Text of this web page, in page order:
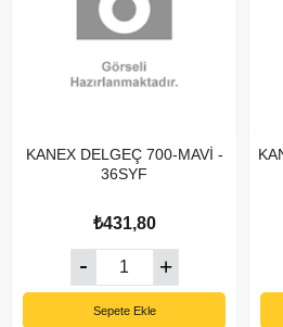
KANEX DELGEÇ 700-MAVİ -
36SYF
₺431,80
Sepete Ekle